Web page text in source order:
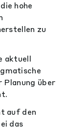
hohe
zu
aktuell
Planung über
auf den
das